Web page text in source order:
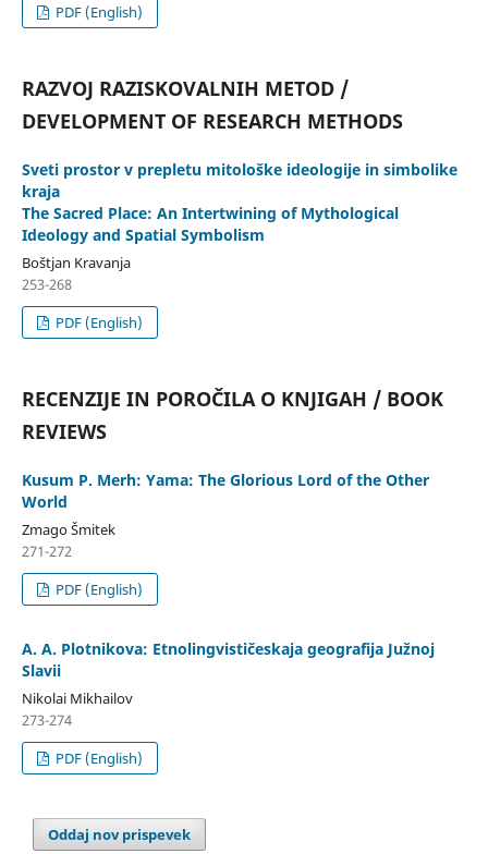
PDF (English)
RAZVOJ RAZISKOVALNIH METOD /
DEVELOPMENT OF RESEARCH METHODS
Sveti prostor v prepletu mitološke ideologije in simbolike
kraja
The Sacred Place: An Intertwining of Mythological
Ideology and Spatial Symbolism
Boštjan Kravanja
253-268
PDF (English)
RECENZIJE IN POROČILA O KNJIGAH / BOOK
REVIEWS
Kusum P. Merh: Yama: The Glorious Lord of the Other
World
Zmago Šmitek
271-272
PDF (English)
A. A. Plotnikova: Etnolingvističeskaja geografija Južnoj
Slavii
Nikolai Mikhailov
273-274
PDF (English)
Oddaj nov prispevek